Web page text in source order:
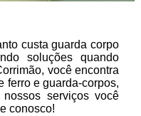
custa guarda corpo
soluções quando
você encontra
ferro e guarda-corpos,
serviços você
conosco!